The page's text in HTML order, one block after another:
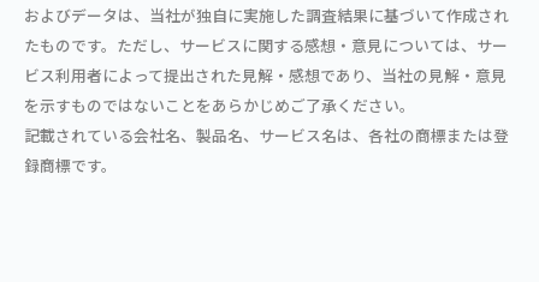
およびデータは、当社が独自に実施した調査結果に基づいて作成され
たものです。ただし、サービスに関する感想・意見については、サー
ビス利用者によって提出された見解・感想であり、当社の見解・意見
を示すものではないことをあらかじめご了承ください。
記載されている会社名、製品名、サービス名は、各社の商標または登
録商標です。